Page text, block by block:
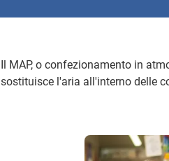
Il MAP, o confezionamento in
sostituisce l'aria all'interno delle